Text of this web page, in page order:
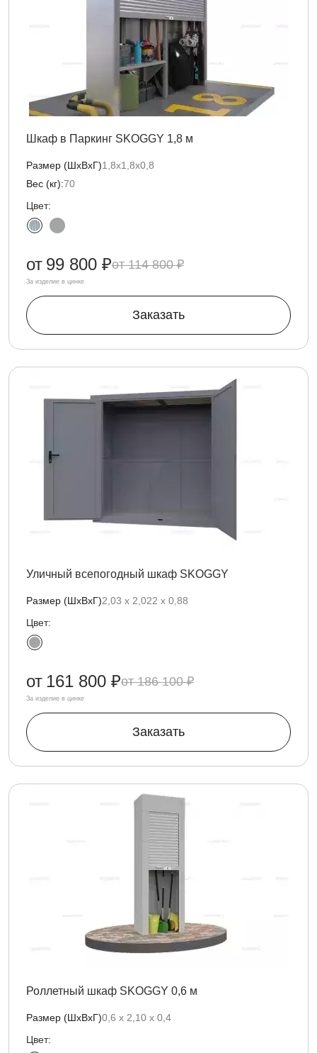
Шкаф в Паркинг SKOGGY 1,8 м
Размер (ШхВхГ)1,8х1,8х0,8
Вес (кг):70
Цвет:
114 800 ₽
от 99 800 ₽
За изделие в цинке
Заказать
Уличный всепогодный шкаф SKOGGY
Размер (ШхВхГ)2,03 х 2,022 х 0,88
Цвет:
186 100 ₽
от 161 800 ₽
За изделие в цинке
Заказать
Роллетный шкаф SKOGGY 0,6 м
Размер (ШхВхГ)0,6 х 2,10 х 0,4
Цвет: